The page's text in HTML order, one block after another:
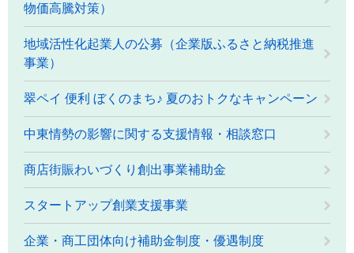
物価高騰対策）
地域活性化起業人の公募（企業版ふるさと納税推進
事業）
翠ペイ 便利 ぼくのまち♪ 夏のおトクなキャンペーン
中東情勢の影響に関する支援情報・相談窓口
商店街賑わいづくり創出事業補助金
スタートアップ創業支援事業
企業・商工団体向け補助金制度・優遇制度